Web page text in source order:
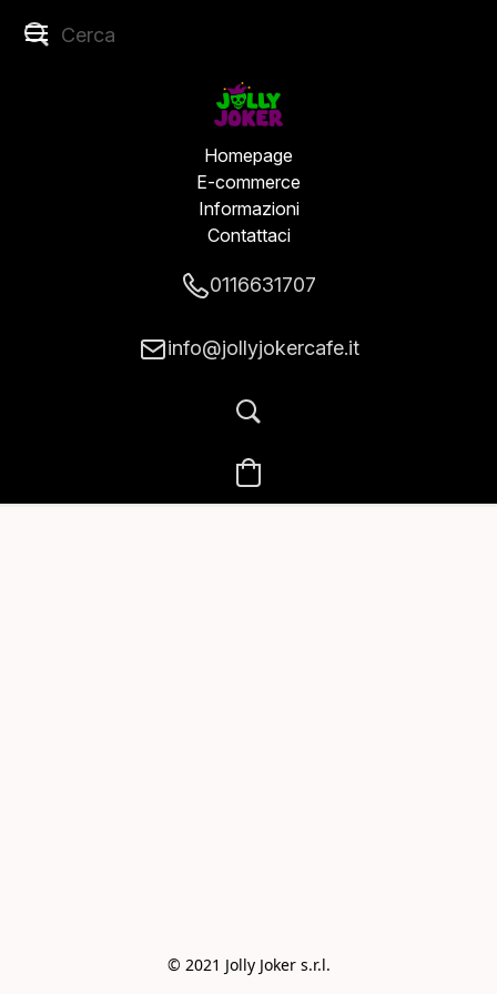
Homepage
E-commerce
Informazioni
Contattaci
0116631707
info@jollyjokercafe.it
© 2021 Jolly Joker s.r.l.